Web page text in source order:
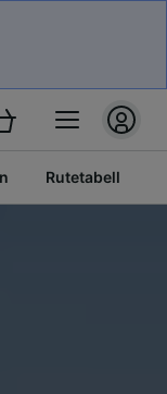
Rutetabell